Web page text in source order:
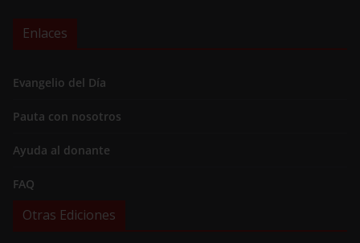
Enlaces
Evangelio del Día
Pauta con nosotros
Ayuda al donante
FAQ
Otras Ediciones